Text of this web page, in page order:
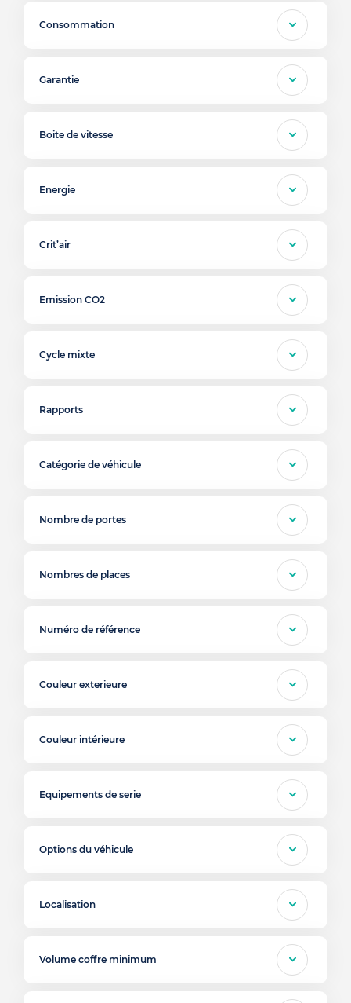
Consommation
Garantie
Boite de vitesse
Energie
Crit’air
Emission CO2
Cycle mixte
Rapports
Catégorie de véhicule
Nombre de portes
Nombres de places
Numéro de référence
Couleur exterieure
Couleur intérieure
Equipements de serie
Options du véhicule
Localisation
Volume coffre minimum